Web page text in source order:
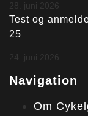
28. juni 2026
Test og
25
24. juni 2026
Navigation
Om